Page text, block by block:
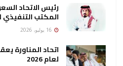
رئيس الاتحاد
المكتب التنفيذي
اتحاد المناورة
لعام 2026